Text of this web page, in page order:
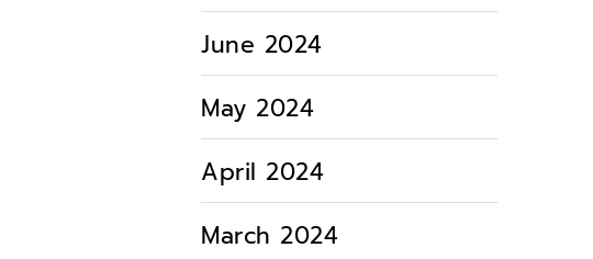
June 2024
May 2024
April 2024
March 2024